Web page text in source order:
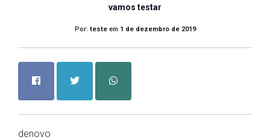
vamos testar
Por: testeem 1 de dezembro de 2019
denovo